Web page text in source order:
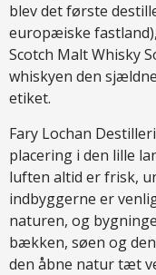
blev det første
europæiske
Scotch Malt Whisky
whiskyen den
etiket.
Fary Lochan
placering i den lille
luften altid er frisk,
indbyggerne er
naturen, og
bækken, søen og
den åbne natur tæt